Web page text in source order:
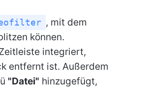
, mit dem
können.
integriert,
entfernt ist. Außerdem
"Datei" hinzugefügt,